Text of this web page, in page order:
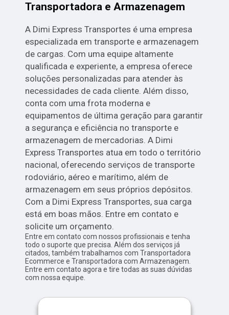
Transportadora e Armazenagem
A Dimi Express Transportes é uma empresa
especializada em transporte e armazenagem
de cargas. Com uma equipe altamente
qualificada e experiente, a empresa oferece
soluções personalizadas para atender às
necessidades de cada cliente. Além disso,
conta com uma frota moderna e
equipamentos de última geração para garantir
a segurança e eficiência no transporte e
armazenagem de mercadorias. A Dimi
Express Transportes atua em todo o território
nacional, oferecendo serviços de transporte
rodoviário, aéreo e marítimo, além de
armazenagem em seus próprios depósitos.
Com a Dimi Express Transportes, sua carga
está em boas mãos. Entre em contato e
solicite um orçamento.
Entre em contato com nossos profissionais e tenha
todo o suporte que precisa. Além dos serviços já
citados, também trabalhamos com Transportadora
Ecommerce e Transportadora com Armazenagem.
Entre em contato agora e tire todas as suas dúvidas
com nossa equipe.